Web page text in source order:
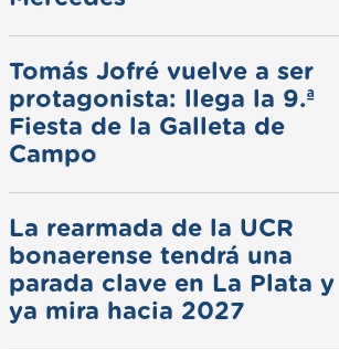
Tomás Jofré vuelve a ser
protagonista: llega la 9.ª
Fiesta de la Galleta de
Campo
La rearmada de la UCR
bonaerense tendrá una
parada clave en La Plata y
ya mira hacia 2027